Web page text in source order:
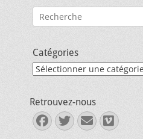
Rechercher :
Catégories
Catégories
Retrouvez-nous
Facebook
Twitter
E-
mail
Vimeo